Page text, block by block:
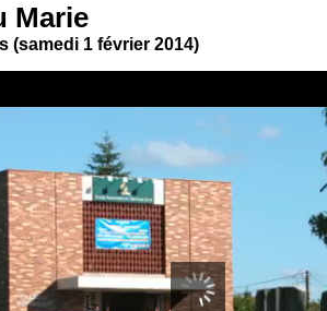
Marie
(samedi 1 février 2014)